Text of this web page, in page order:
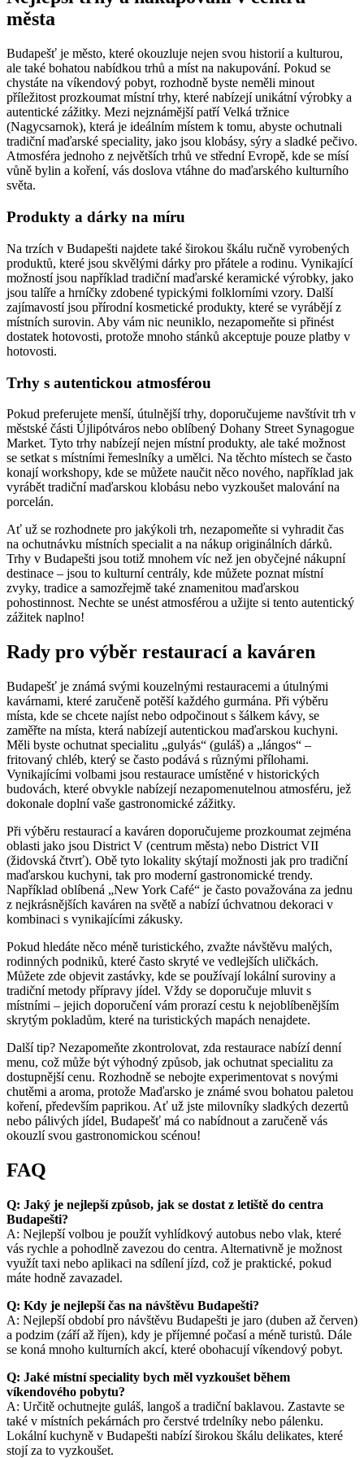
města
Budapešť je město, které okouzluje nejen svou historií a kulturou,
ale také bohatou nabídkou trhů a míst na nakupování. Pokud se
chystáte na víkendový pobyt, rozhodně byste neměli minout
příležitost prozkoumat místní trhy, které nabízejí unikátní výrobky a
autentické zážitky. Mezi nejznámější patří Velká tržnice
(Nagycsarnok), která je ideálním místem k tomu, abyste ochutnali
tradiční maďarské speciality, jako jsou klobásy, sýry a sladké pečivo.
Atmosféra jednoho z největších trhů ve střední Evropě, kde se mísí
vůně bylin a koření, vás doslova vtáhne do maďarského kulturního
světa.
Produkty a dárky na míru
Na trzích v Budapešti najdete také širokou škálu ručně vyrobených
produktů, které jsou skvělými dárky pro přátele a rodinu. Vynikající
možností jsou například tradiční maďarské keramické výrobky, jako
jsou talíře a hrníčky zdobené typickými folklorními vzory. Další
zajímavostí jsou přírodní kosmetické produkty, které se vyrábějí z
místních surovin. Aby vám nic neuniklo, nezapomeňte si přinést
dostatek hotovosti, protože mnoho stánků akceptuje pouze platby v
hotovosti.
Trhy s autentickou atmosférou
Pokud preferujete menší, útulnější trhy, doporučujeme navštívit trh v
městské části Újlipótváros nebo oblíbený Dohany Street Synagogue
Market. Tyto trhy nabízejí nejen místní produkty, ale také možnost
se setkat s místními řemeslníky a umělci. Na těchto místech se často
konají workshopy, kde se můžete naučit něco nového, například jak
vyrábět tradiční maďarskou klobásu nebo vyzkoušet malování na
porcelán.
Ať už se rozhodnete pro jakýkoli trh, nezapomeňte si vyhradit čas
na ochutnávku místních specialit a na nákup originálních dárků.
Trhy v Budapešti jsou totiž mnohem víc než jen obyčejné nákupní
destinace – jsou to kulturní centrály, kde můžete poznat místní
zvyky, tradice a samozřejmě také znamenitou maďarskou
pohostinnost. Nechte se unést atmosférou a užijte si tento autentický
zážitek naplno!
Rady pro výběr restaurací a kaváren
Budapešť je známá svými kouzelnými restauracemi a útulnými
kavárnami, které zaručeně potěší každého gurmána. Při výběru
místa, kde se chcete najíst nebo odpočinout s šálkem kávy, se
zaměřte na místa, která nabízejí autentickou maďarskou kuchyni.
Měli byste ochutnat specialitu „gulyás“ (guláš) a „lángos“ –
fritovaný chléb, který se často podává s různými přílohami.
Vynikajícími volbami jsou restaurace umístěné v historických
budovách, které obvykle nabízejí nezapomenutelnou atmosféru, jež
dokonale doplní vaše gastronomické zážitky.
Při výběru restaurací a kaváren doporučujeme prozkoumat zejména
oblasti jako jsou District V (centrum města) nebo District VII
(židovská čtvrť). Obě tyto lokality skýtají možnosti jak pro tradiční
maďarskou kuchyni, tak pro moderní gastronomické trendy.
Například oblíbená „New York Café“ je často považována za jednu
z nejkrásnějších kaváren na světě a nabízí úchvatnou dekoraci v
kombinaci s vynikajícími zákusky.
Pokud hledáte něco méně turistického, zvažte návštěvu malých,
rodinných podniků, které často skryté ve vedlejších uličkách.
Můžete zde objevit zastávky, kde se používají lokální suroviny a
tradiční metody přípravy jídel. Vždy se doporučuje mluvit s
místními – jejich doporučení vám prorazí cestu k nejoblíbenějším
skrytým pokladům, které na turistických mapách nenajdete.
Další tip? Nezapomeňte zkontrolovat, zda restaurace nabízí denní
menu, což může být výhodný způsob, jak ochutnat specialitu za
dostupnější cenu. Rozhodně se nebojte experimentovat s novými
chutěmi a aroma, protože Maďarsko je známé svou bohatou paletou
koření, především paprikou. Ať už jste milovníky sladkých dezertů
nebo pálivých jídel, Budapešť má co nabídnout a zaručeně vás
okouzlí svou gastronomickou scénou!
FAQ
Q: Jaký je nejlepší způsob, jak se dostat z letiště do centra
Budapešti?
A: Nejlepší volbou je použít vyhlídkový autobus nebo vlak, které
vás rychle a pohodlně zavezou do centra. Alternativně je možnost
využít taxi nebo aplikaci na sdílení jízd, což je praktické, pokud
máte hodně zavazadel.
Q: Kdy je nejlepší čas na návštěvu Budapešti?
A: Nejlepší období pro návštěvu Budapešti je jaro (duben až červen)
a podzim (září až říjen), kdy je příjemné počasí a méně turistů. Dále
se koná mnoho kulturních akcí, které obohacují víkendový pobyt.
Q: Jaké místní speciality bych měl vyzkoušet během
víkendového pobytu?
A: Určitě ochutnejte guláš, langoš a tradiční baklavou. Zastavte se
také v místních pekárnách pro čerstvé trdelníky nebo pálenku.
Lokální kuchyně v Budapešti nabízí širokou škálu delikates, které
stojí za to vyzkoušet.